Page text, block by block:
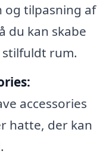
tilpasning af
du kan skabe
rum.
accessories
hatte, der kan